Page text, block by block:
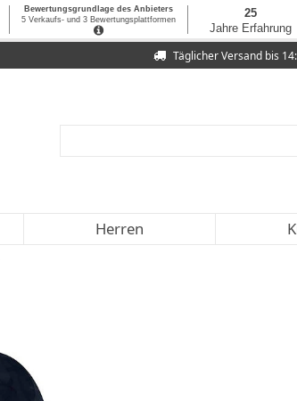
Täglicher Versand bis
Herren